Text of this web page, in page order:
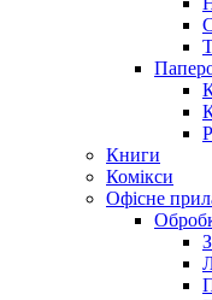
Книги
Комікси
Офісне